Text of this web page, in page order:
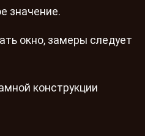
значение.
окно, замеры следует
конструкции